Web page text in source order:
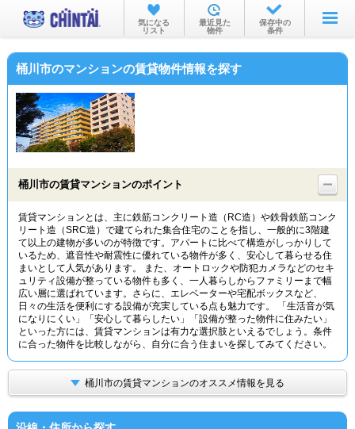
お部屋を探す
沿線・駅から
物件特集から
TOP
気になる
リスト
最近見た
物件
保存中の
条件
桶川市のマンションの賃貸物件情報を探す
桶川市の賃貸マンションのポイント
賃貸マンションとは、主に鉄筋コンクリート造（RC造）や鉄骨鉄筋コンク
リート造（SRC造）で建てられた集合住宅のことを指し、一般的に3階建
て以上の建物が多いのが特徴です。アパートに比べて構造がしっかりして
いるため、遮音性や耐震性に優れている物件が多く、安心して暮らせる住
まいとして人気があります。 また、オートロックや防犯カメラなどのセキ
ュリティ設備が整っている物件も多く、一人暮らしからファミリーまで幅
広い層に選ばれています。さらに、エレベーターや宅配ボックスなど、
日々の生活を便利にする設備が充実している点も魅力です。 「生活音が気
になりにくい」「安心して暮らしたい」「設備が整った物件に住みたい」
といった方には、賃貸マンションは有力な選択肢といえるでしょう。条件
に合った物件を比較しながら、自分に合う住まいを探してみてください。
桶川市の賃貸マンションのオススメ情報を見る